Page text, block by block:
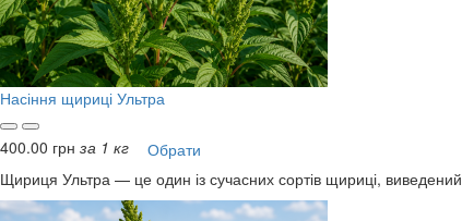
Насіння щириці Ультра
400.00 грн за 1 кг
Обрати
Щириця Ультра — це один із сучасних сортів щириці,